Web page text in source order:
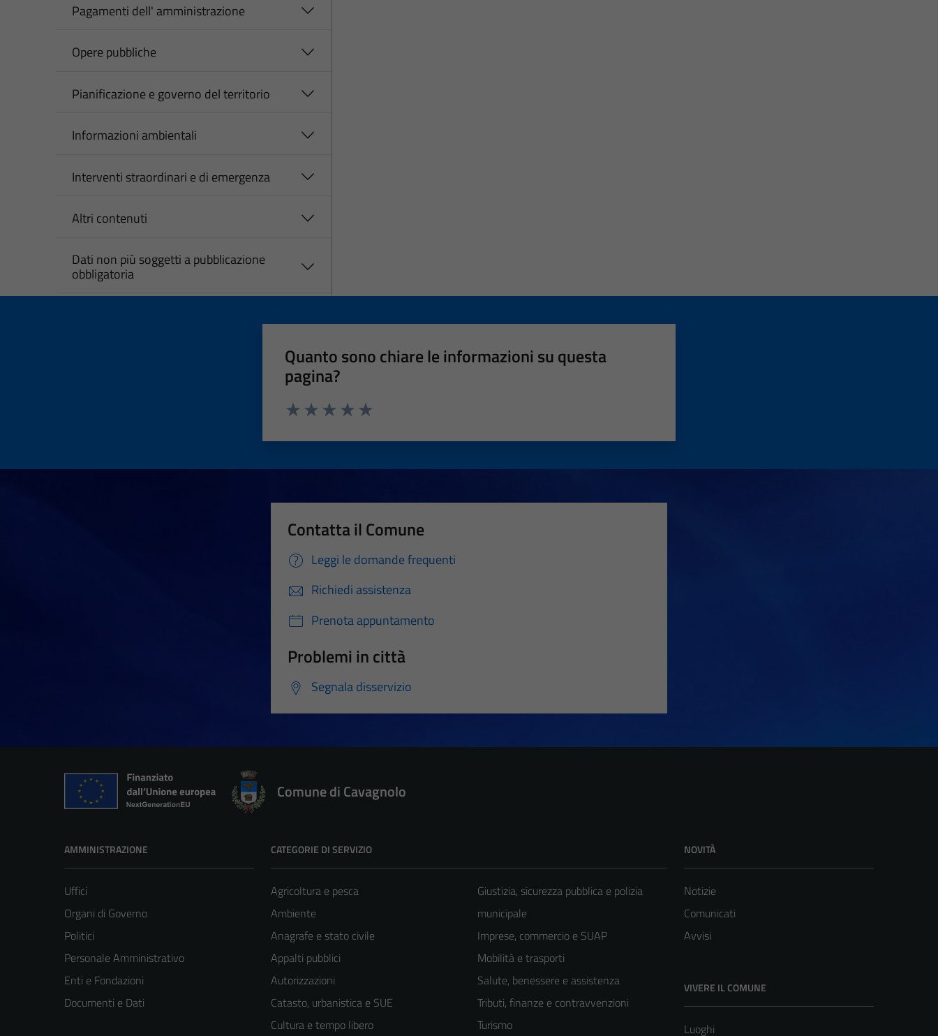
Pagamenti dell' amministrazione
Opere pubbliche
Pianificazione e governo del territorio
Informazioni ambientali
Interventi straordinari e di emergenza
Altri contenuti
Dati non più soggetti a pubblicazione
obbligatoria
Quanto sono chiare le informazioni su questa
pagina?
Contatta il Comune
Leggi le domande frequenti
Richiedi assistenza
Prenota appuntamento
Problemi in città
Segnala disservizio
Comune di Cavagnolo
AMMINISTRAZIONE
Uffici
Organi di Governo
Politici
Personale Amministrativo
Enti e Fondazioni
Documenti e Dati
CATEGORIE DI SERVIZIO
Agricoltura e pesca
Ambiente
Anagrafe e stato civile
Appalti pubblici
Autorizzazioni
Catasto, urbanistica e SUE
Cultura e tempo libero
Giustizia, sicurezza pubblica e polizia
municipale
Imprese, commercio e SUAP
Mobilità e trasporti
Salute, benessere e assistenza
Tributi, finanze e contravvenzioni
Turismo
NOVITÀ
Notizie
Comunicati
Avvisi
VIVERE IL COMUNE
Luoghi